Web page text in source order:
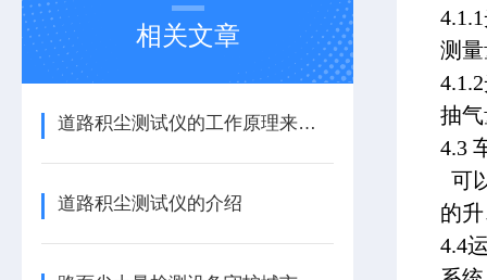
相关文章
道路积尘测试仪的工作原理来了解下
道路积尘测试仪的介绍
测
抽
4.3
可
的
4.4